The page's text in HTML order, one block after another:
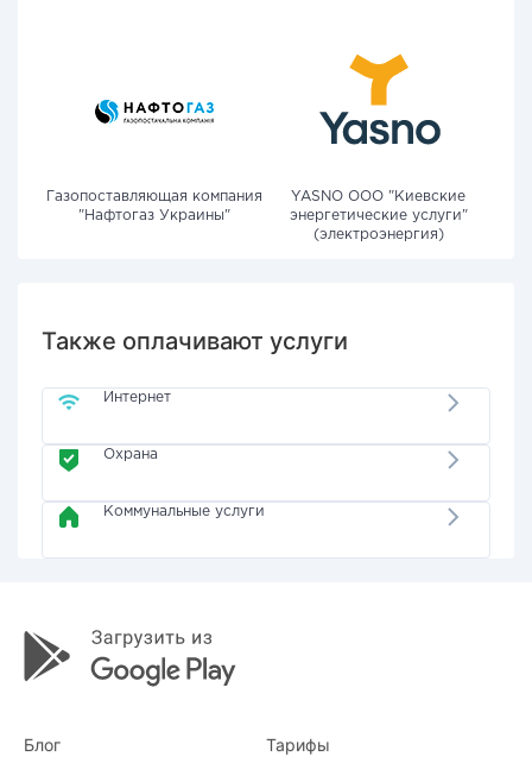
Газопоставляющая компания
"Нафтогаз Украины"
YASNO OOO "Киевские
энергетические услуги"
(электроэнергия)
Также оплачивают услуги
Интернет
Охрана
Коммунальные услуги
Блог Тарифы